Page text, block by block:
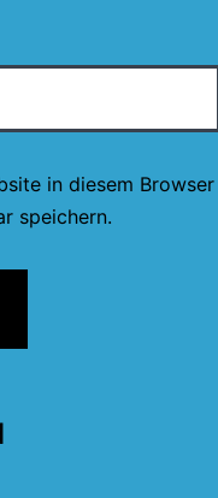
in diesem Browser
speichern.